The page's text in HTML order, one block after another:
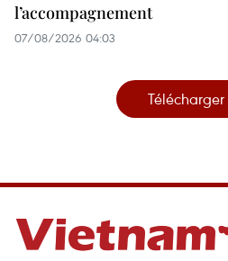
l’accompagnement
07/08/2026 04:03